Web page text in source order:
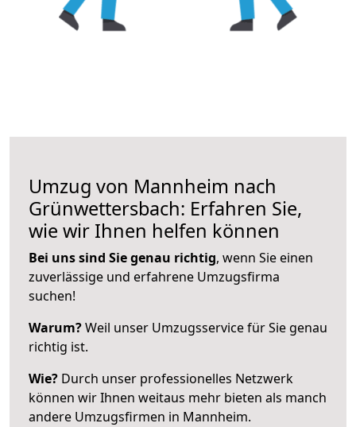
Umzug von Mannheim nach
Grünwettersbach: Erfahren Sie,
wie wir Ihnen helfen können
Bei uns sind Sie genau richtig, wenn Sie einen
zuverlässige und erfahrene Umzugsfirma
suchen!
Warum?Weil unser Umzugsservice für Sie genau
richtig ist.
Wie? Durch unser professionelles Netzwerk
können wir Ihnen weitaus mehr bieten als manch
andere Umzugsfirmen in Mannheim.